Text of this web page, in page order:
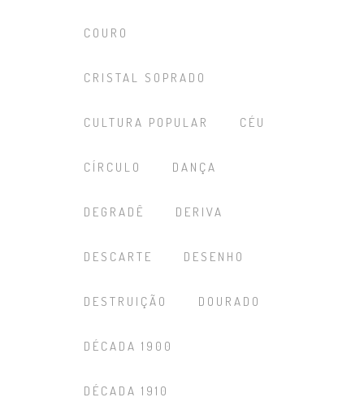
COURO
CRISTAL SOPRADO
CULTURA POPULAR CÉU
CÍRCULO DANÇA
DEGRADÊ DERIVA
DESCARTE DESENHO
DESTRUIÇÃO DOURADO
DÉCADA 1900
DÉCADA 1910